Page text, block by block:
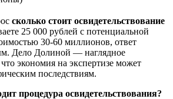
сколько стоит освидетельствование
25 000 рублей с потенциальной
30-60 миллионов, ответ
Дело Долиной — наглядное
экономия на экспертизе может
последствиям.
процедура освидетельствования?